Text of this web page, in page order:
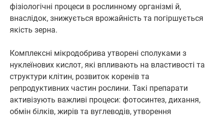
фізіологічні процеси в рослинному організмі й,
внаслідок, знижується врожайність та погіршується
якість зерна.
Комплексні мікродобрива утворені сполуками з
нуклеїнових кислот, які впливають на властивості та
структури клітин, розвиток коренів та
репродуктивних частин рослини. Такі препарати
активізують важливі процеси: фотосинтез, дихання,
обмін білків, жирів та вуглеводів, утворення